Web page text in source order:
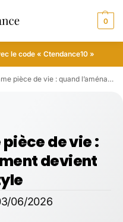
0
le code « Ctendance10 »
: quand l’aménagement devient une décision de style
de vie :
devient
06/2026